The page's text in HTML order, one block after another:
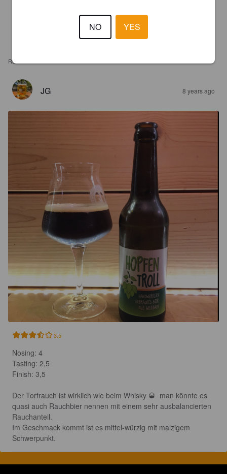
REVIEWS
JG 8 years ago
3.5
Nosing: 4
Tasting: 2,5
Finish: 3,5
Der Torfrauch ist wirklich wie beim Whisky 🥃  man könnte es
quasi auch Rauchbier nennen mit einem sehr ausbalancierten
Rauchanteil.
Im Geschmack kommt ist es mittel-würzig mit malzigem
Schwerpunkt.
NO YES